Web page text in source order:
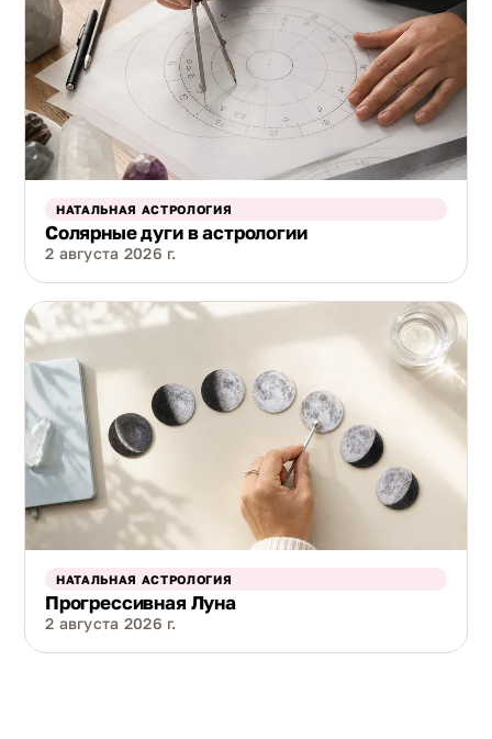
НАТАЛЬНАЯ АСТРОЛОГИЯ
Солярные дуги в астрологии
2 августа 2026 г.
НАТАЛЬНАЯ АСТРОЛОГИЯ
Прогрессивная Луна
2 августа 2026 г.